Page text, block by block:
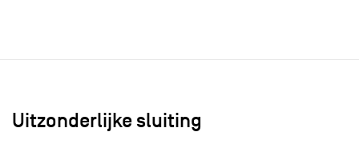
Uitzonderlijke sluiting